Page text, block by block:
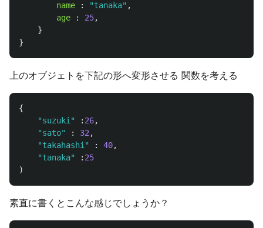
name
: "tanaka" ,
age
: 25,
}
}
上のオブジェトを下記の形へ変形させる 関数を考える
{
"suzuki " : 26,
"sato" : 32 ,
"takahashi " : 40,
"tanaka" : 25
)
素直に書くとこんな感じでしょうか？